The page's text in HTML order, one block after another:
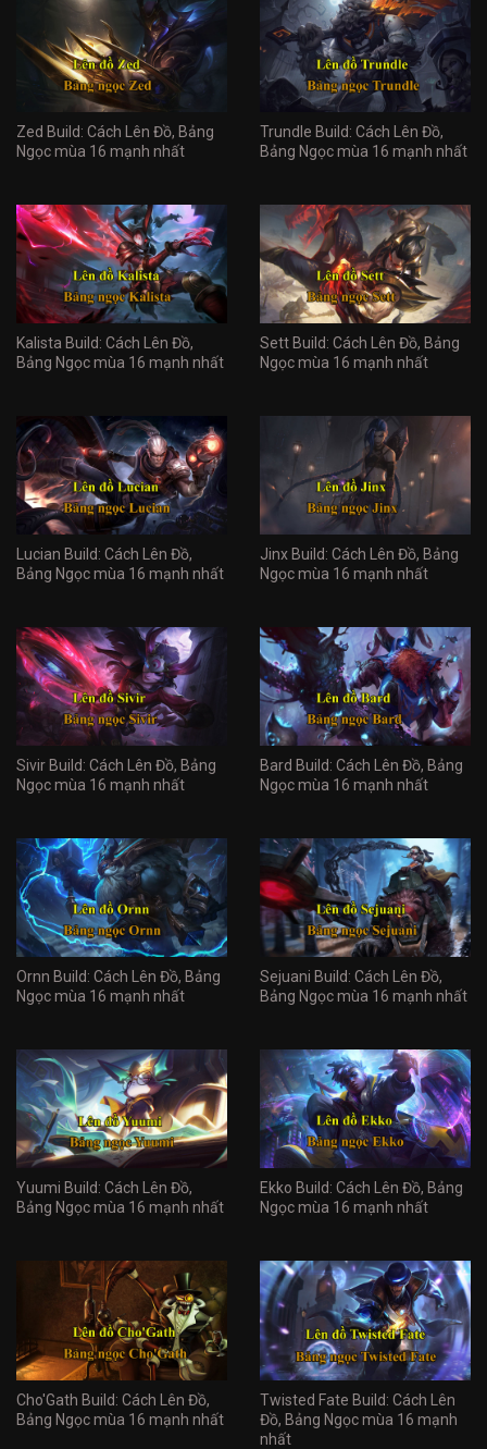
Zed Build: Cách Lên Đồ, Bảng
Ngọc mùa 16 mạnh nhất
Trundle Build: Cách Lên Đồ,
Bảng Ngọc mùa 16 mạnh nhất
Kalista Build: Cách Lên Đồ,
Bảng Ngọc mùa 16 mạnh nhất
Sett Build: Cách Lên Đồ, Bảng
Ngọc mùa 16 mạnh nhất
Lucian Build: Cách Lên Đồ,
Bảng Ngọc mùa 16 mạnh nhất
Jinx Build: Cách Lên Đồ, Bảng
Ngọc mùa 16 mạnh nhất
Sivir Build: Cách Lên Đồ, Bảng
Ngọc mùa 16 mạnh nhất
Bard Build: Cách Lên Đồ, Bảng
Ngọc mùa 16 mạnh nhất
Ornn Build: Cách Lên Đồ, Bảng
Ngọc mùa 16 mạnh nhất
Sejuani Build: Cách Lên Đồ,
Bảng Ngọc mùa 16 mạnh nhất
Yuumi Build: Cách Lên Đồ,
Bảng Ngọc mùa 16 mạnh nhất
Ekko Build: Cách Lên Đồ, Bảng
Ngọc mùa 16 mạnh nhất
Cho'Gath Build: Cách Lên Đồ,
Bảng Ngọc mùa 16 mạnh nhất
Twisted Fate Build: Cách Lên
Đồ, Bảng Ngọc mùa 16 mạnh
nhất